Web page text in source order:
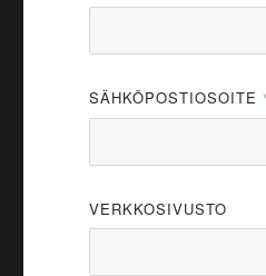
SÄHKÖPOSTIOSOITE
VERKKOSIVUSTO